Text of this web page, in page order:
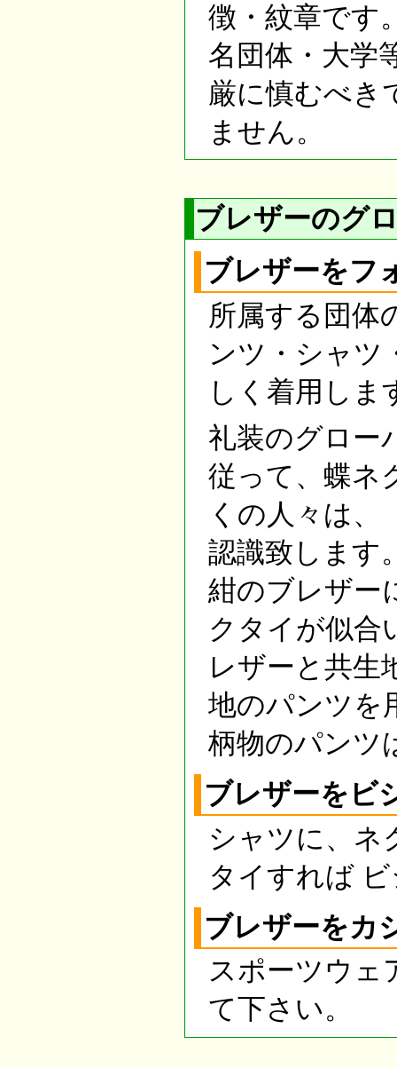
徴・紋章です
名団体・大学
厳に慎むべき
ません。
ブレザーのグ
ブレザーをフ
所属する団体
ンツ・シャツ
しく着用しま
礼装のグロー
従って、蝶ネ
くの人々は、
認識致します
紺のブレザー
クタイが似合
レザーと共生
地のパンツを
柄物のパンツ
ブレザーをビ
シャツに、ネ
タイすれば
ブレザーをカ
スポーツウェ
て下さい。